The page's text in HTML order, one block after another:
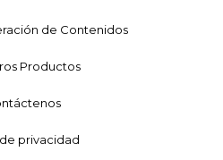
de Contenidos
Productos
privacidad